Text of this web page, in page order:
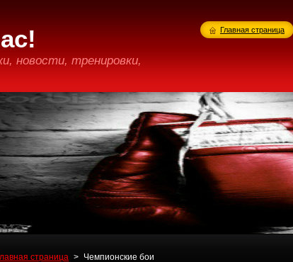
новости, тренировки,
страница > Чемпионские бои
Главная страница